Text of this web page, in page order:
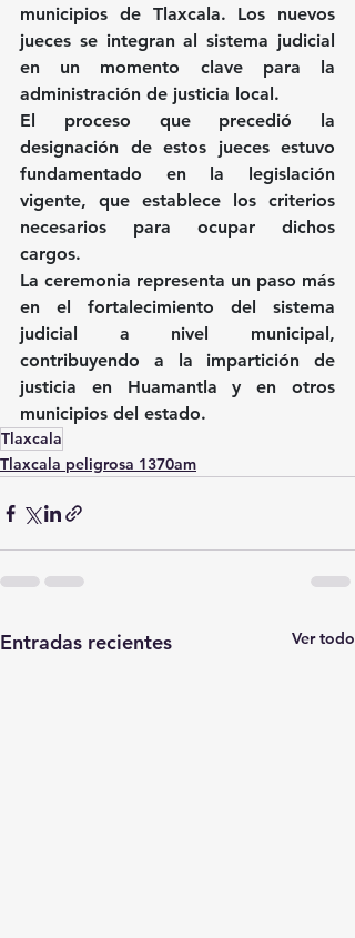
municipios de Tlaxcala. Los nuevos
jueces se integran al sistema judicial
en un momento clave para la
administración de justicia local.
El proceso que precedió la
designación de estos jueces estuvo
fundamentado en la legislación
vigente, que establece los criterios
necesarios para ocupar dichos
cargos.
La ceremonia representa un paso más
en el fortalecimiento del sistema
judicial a nivel municipal,
contribuyendo a la impartición de
justicia en Huamantla y en otros
municipios del estado.
Tlaxcala
Tlaxcala peligrosa 1370am
Entradas recientes Ver todo